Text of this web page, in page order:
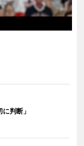
判断」